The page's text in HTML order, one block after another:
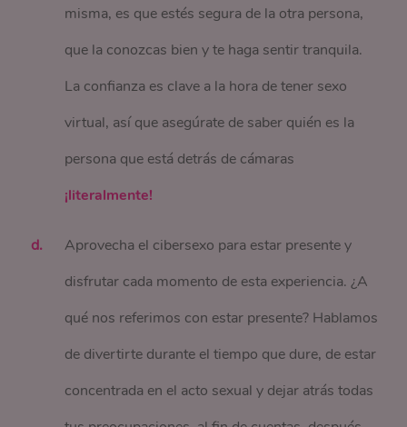
misma, es que estés segura de la otra persona,
que la conozcas bien y te haga sentir tranquila.
La confianza es clave a la hora de tener sexo
virtual, así que asegúrate de saber quién es la
persona que está detrás de cámaras
¡literalmente!
Aprovecha el cibersexo para estar presente y
disfrutar cada momento de esta experiencia. ¿A
qué nos referimos con estar presente? Hablamos
de divertirte durante el tiempo que dure, de estar
concentrada en el acto sexual y dejar atrás todas